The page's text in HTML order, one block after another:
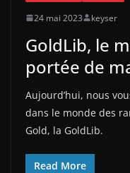
24 mai 2023 keyser
GoldLib, le
portée de
Aujourd’hui, nous
dans le monde des
Gold, la GoldLib.
Read More